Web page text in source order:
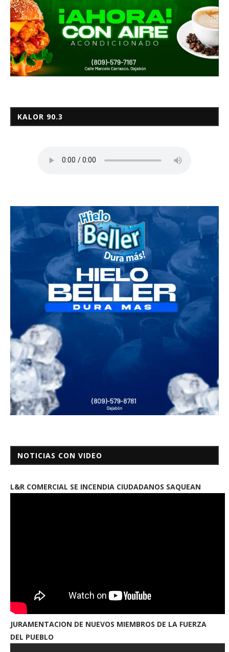
KALOR 90.3
NOTICIAS CON VIDEO
L&R COMERCIAL SE INCENDIA CIUDADANOS SAQUEAN
JURAMENTACION DE NUEVOS MIEMBROS DE LA FUERZA
DEL PUEBLO